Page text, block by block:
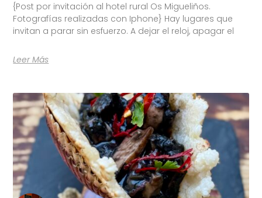
{Post por invitación al hotel rural Os Migueliños.
Fotografías realizadas con Iphone} Hay lugares que
invitan a parar sin esfuerzo. A dejar el reloj, apagar el
Leer Más